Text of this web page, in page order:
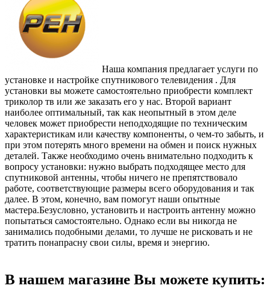
Наша компания предлагает услуги по
установке и настройке спутникового телевидения . Для
установки вы можете самостоятельно приобрести комплект
триколор тв или же заказать его у нас. Второй вариант
наиболее оптимальный, так как неопытный в этом деле
человек может приобрести неподходящие по техническим
характеристикам или качеству компоненты, о чем-то забыть, и
при этом потерять много времени на обмен и поиск нужных
деталей. Также необходимо очень внимательно подходить к
вопросу установки: нужно выбрать подходящее место для
спутниковой антенны, чтобы ничего не препятствовало
работе, соответствующие размеры всего оборудования и так
далее. В этом, конечно, вам помогут наши опытные
мастера.Безусловно, установить и настроить антенну можно
попытаться самостоятельно. Однако если вы никогда не
занимались подобными делами, то лучше не рисковать и не
тратить понапрасну свои силы, время и энергию.
В нашем магазине Вы можете купить: